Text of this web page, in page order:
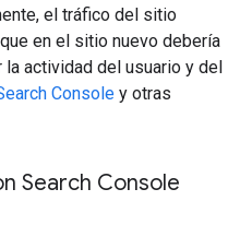
el tráfico del sitio
en el sitio nuevo debería
actividad del usuario y del
Console y otras
Search Console